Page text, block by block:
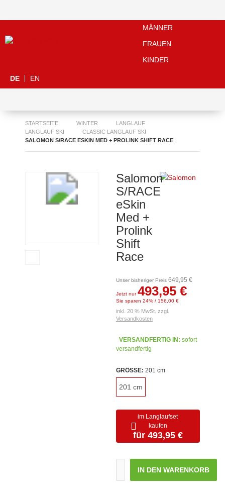
MÄNNER
FRAUEN
KINDER
DE EN
STARTSEITE WINTER
LANGLAUF
LANGLAUF SKI
CLASSIC LANGLAUF SKI
SALOMON S/RACE ESKIN MED + PROLINK SHIFT RACE
Salomon
S/RACE
eSkin
Med +
Prolink
Shift
Race
Unser bisheriger Preis 649,95 €
Jetzt nur493,95 €
Sie sparen 24% / 156,00 €
inkl. 20 % MwSt. zzgl.
Versandkosten
VERSANDFERTIG IN: sofort
versandfertig
GRÖSSE: 201 cm
201 cm
im Langlaufset
kaufen
für 493,95 €
IN DEN WARENKORB